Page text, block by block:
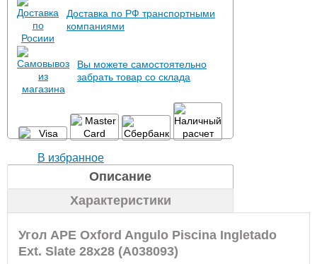
Доставка по РФ транспортными
компаниями
Вы можете самостоятельно
забрать товар со склада
В избранное
Описание
Характеристики
Угол APE Oxford Angulo Piscina Ingletado
Ext. Slate 28x28 (A038093)